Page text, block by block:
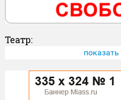
Театр:
показать